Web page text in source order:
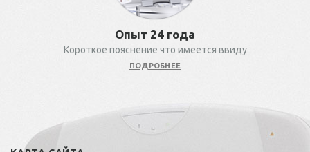
Опыт 24 года
Короткое пояснение что имеется ввиду
ПОДРОБНЕЕ